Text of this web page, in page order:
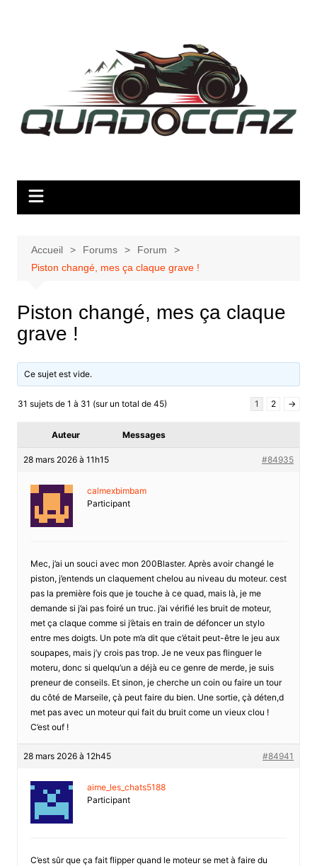
Accueil Forums
Forum
Piston changé, mes ça claque grave !
Piston changé, mes ça claque
grave !
Ce sujet est vide.
31 sujets de 1 à 31 (sur un total de 45) 1 2 →
Auteur Messages
28 mars 2026 à 11h15 #84935
calmexbimbam
Participant
Mec, j’ai un souci avec mon 200Blaster. Après avoir changé le
piston, j’entends un claquement chelou au niveau du moteur. cest
pas la première fois que je touche à ce quad, mais là, je me
demande si j’ai pas foiré un truc. j’ai vérifié les bruit de moteur,
met ça claque comme si j’ètais en train de défoncer un stylo
entre mes doigts. Un pote m’a dit que c’était peut-être le jeu aux
soupapes, mais j’y crois pas trop. Je ne veux pas flinguer le
moteru, donc si quelqu’un a déjà eu ce genre de merde, je suis
preneur de conseils. Et sinon, je cherche un coin ou faire un tour
du côté de Marseile, çà peut faire du bien. Une sortie, çà déten,d
met pas avec un moteur qui fait du bruit come un vieux clou !
C’est ouf !
28 mars 2026 à 12h45 #84941
aime_les_chats5188
Participant
C’est sûr que ça fait flipper quand le moteur se met à faire du